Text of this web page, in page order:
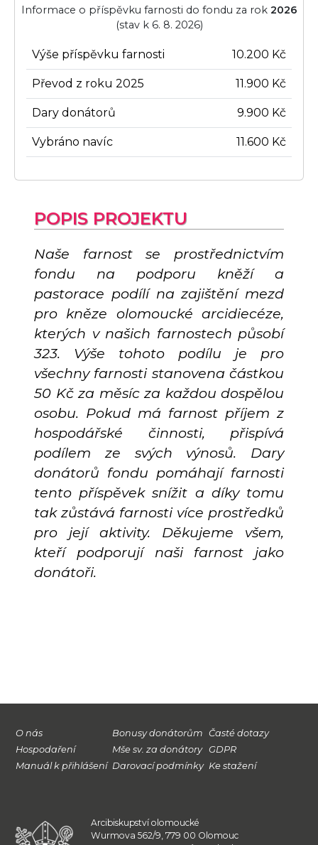
Informace o příspěvku farnosti do fondu za rok 2026
(stav k 6. 8. 2026)
Výše příspěvku farnosti 10.200 Kč
Převod z roku 2025 11.900 Kč
Dary donátorů 9.900 Kč
Vybráno navíc 11.600 Kč
POPIS PROJEKTU
Naše farnost se prostřednictvím
fondu na podporu kněží a
pastorace podílí na zajištění mezd
pro kněze olomoucké arcidiecéze,
kterých v našich farnostech působí
323. Výše tohoto podílu je pro
všechny farnosti stanovena částkou
50 Kč za měsíc za každou dospělou
osobu. Pokud má farnost příjem z
hospodářské činnosti, přispívá
podílem ze svých výnosů. Dary
donátorů fondu pomáhají farnosti
tento příspěvek snížit a díky tomu
tak zůstává farnosti více prostředků
pro její aktivity. Děkujeme všem,
kteří podporují naši farnost jako
donátoři.
Arcibiskupství olomoucké
Wurmova 562/9, 779 00 Olomouc
O nás
Hospodaření
Manuál k přihlášení
Bonusy donátorům
Mše sv. za donátory
Darovací podmínky
Časté dotazy
GDPR
Ke stažení